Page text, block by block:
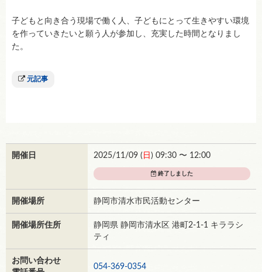
子どもと向き合う現場で働く人、子どもにとって生きやすい環境
を作っていきたいと願う人が参加し、充実した時間となりまし
た。
元記事
開催日 2025/11/09 ( 日 ) 09:30 〜 12:00
終了しました
開催場所 静岡市清水市民活動センター
開催場所住所
静岡県 静岡市清水区 港町2-1-1 キララシ
ティ
お問い合わせ
054-369-0354